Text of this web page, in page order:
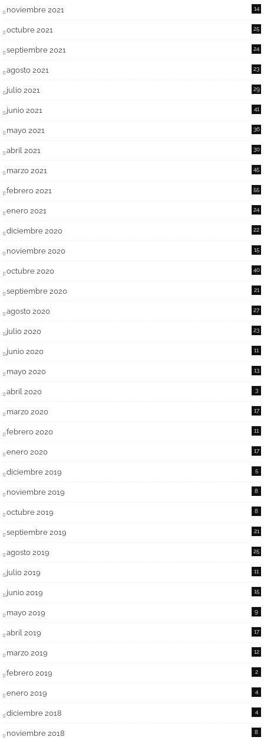
noviembre 2021 14
octubre 2021 25
septiembre 2021 24
agosto 2021 23
julio 2021 29
junio 2021 41
mayo 2021 36
abril 2021 30
marzo 2021 45
febrero 2021 55
enero 2021 24
diciembre 2020 22
noviembre 2020 15
octubre 2020 40
septiembre 2020 21
agosto 2020 27
julio 2020 23
junio 2020 11
mayo 2020 13
abril 2020 3
marzo 2020 17
febrero 2020 11
enero 2020 17
diciembre 2019 5
noviembre 2019 8
octubre 2019 8
septiembre 2019 21
agosto 2019 25
julio 2019 11
junio 2019 15
mayo 2019 9
abril 2019 17
marzo 2019 12
febrero 2019 2
enero 2019 4
diciembre 2018 4
noviembre 2018 8